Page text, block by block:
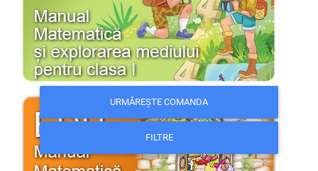
URMĂREȘTE COMANDA
FILTRE